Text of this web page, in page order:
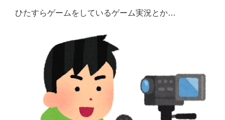
ひたすらゲームをしているゲーム実況とか…